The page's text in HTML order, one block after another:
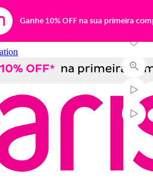
Ganhe 10% OFF na sua primeira